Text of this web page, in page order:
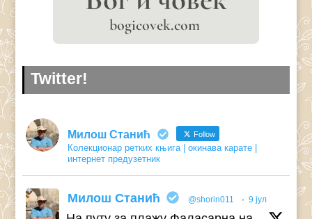
Twitter!
Милош Станић Follow
Колекционар ретких књига | окинава карате |
интернет предузетник
Милош Станић @shorin011 · 9 јул